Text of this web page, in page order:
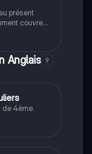
présent
couvre
pour décrire
de
à
Anglais 9
de 4ème.